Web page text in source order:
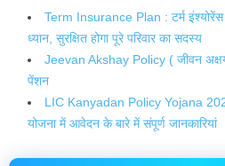
Term Insurance Plan : टर्म
ध्यान, सुरक्षित होगा पूरे परिवार का सदस्य
Jeevan Akshay Policy ( जीवन
पेंशन
LIC Kanyadan Policy Yojana
योजना में आवेदन के बारे में संपूर्ण जानकारियां